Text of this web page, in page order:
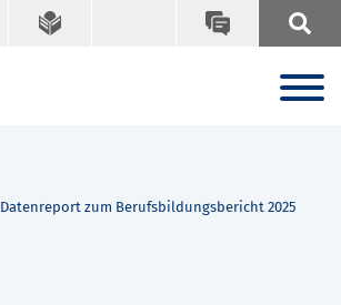
Datenreport zum Berufsbildungsbericht 2025